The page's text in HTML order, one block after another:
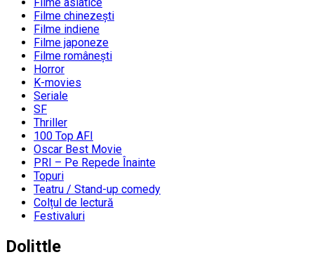
Filme chinezești
Filme indiene
Filme japoneze
Filme românești
Horror
K-movies
Seriale
SF
Thriller
100 Top AFI
Oscar Best Movie
PRI – Pe Repede Înainte
Topuri
Teatru / Stand-up comedy
Colțul de lectură
Festivaluri
Dolittle